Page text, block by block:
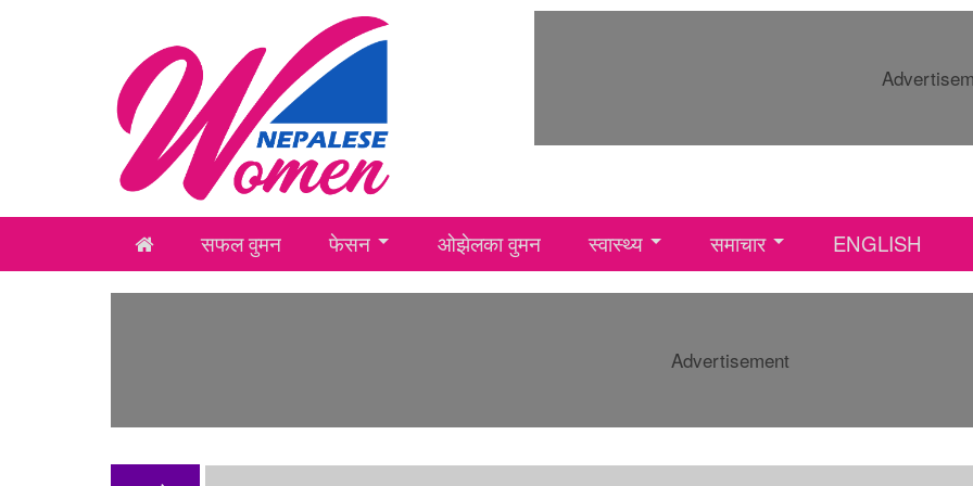
सफल वुमन फेसन ओझेलका वुमन स्वास्थ्य समाचार ENGLISH
Advertisement